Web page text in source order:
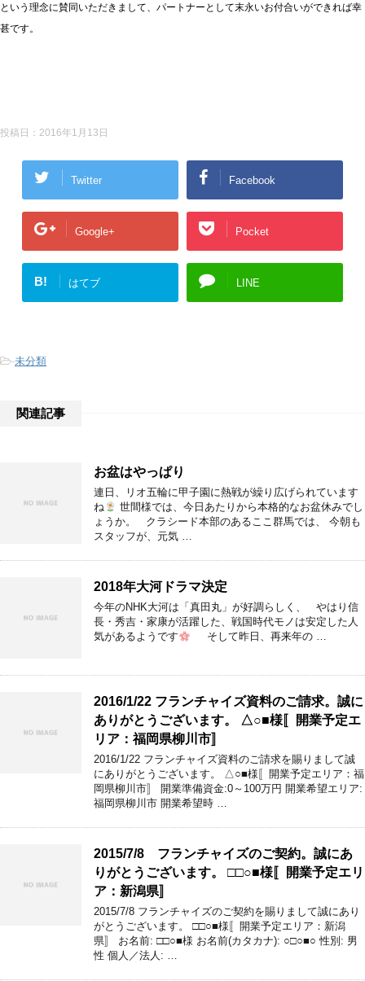
という理念に賛同いただきまして、パートナーとして末永いお付合いができれば幸
甚です。
投稿日： 2016年1月13日
Twitter Facebook
Google+ Pocket
B! はてブ LINE
-未分類
関連記事
お盆はやっぱり
連日、リオ五輪に甲子園に熱戦が繰り広げられています
ね
世間様では、今日あたりから本格的なお盆休みでし
ょうか。 クラシード本部のあるここ群馬では、 今朝も
スタッフが、元気 …
2018年大河ドラマ決定
今年のNHK大河は「真田丸」が好調らしく、 やはり信
長・秀吉・家康が活躍した、戦国時代モノは安定した人
気があるようです
そして昨日、再来年の …
2016/1/22 フランチャイズ資料のご請求。誠に
ありがとうございます。 △○■様〚開業予定エ
リア：福岡県柳川市〛
2016/1/22 フランチャイズ資料のご請求を賜りまして誠
にありがとうございます。 △○■様〚開業予定エリア：福
岡県柳川市〛 開業準備資金:0～100万円 開業希望エリア:
福岡県柳川市 開業希望時 …
2015/7/8 フランチャイズのご契約。誠にあ
りがとうございます。 □□○■様〚開業予定エリ
ア：新潟県〛
2015/7/8 フランチャイズのご契約を賜りまして誠にあり
がとうございます。 □□○■様〚開業予定エリア：新潟
県〛 お名前: □□○■様 お名前(カタカナ): ○□○■○ 性別: 男
性 個人／法人: …